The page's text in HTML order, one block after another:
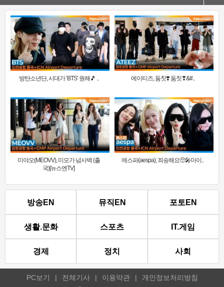
방탄소년단, 시대가 ‘BTS’ 원해🎵 .. 에이티즈, 둠칫❣️ 둠칫❣&#..
미야오(MEOVV), 미모가 넘사벽 (출
국)[뉴스엔TV]
에스파(aespa), 죄송해요🥺🎤마이..
방송EN 뮤직EN 포토EN
생활.문화 스포츠 IT.게임
경제 정치 사회
PC보기 | 전체기사 | 이용약관 | 개인정보처리방침